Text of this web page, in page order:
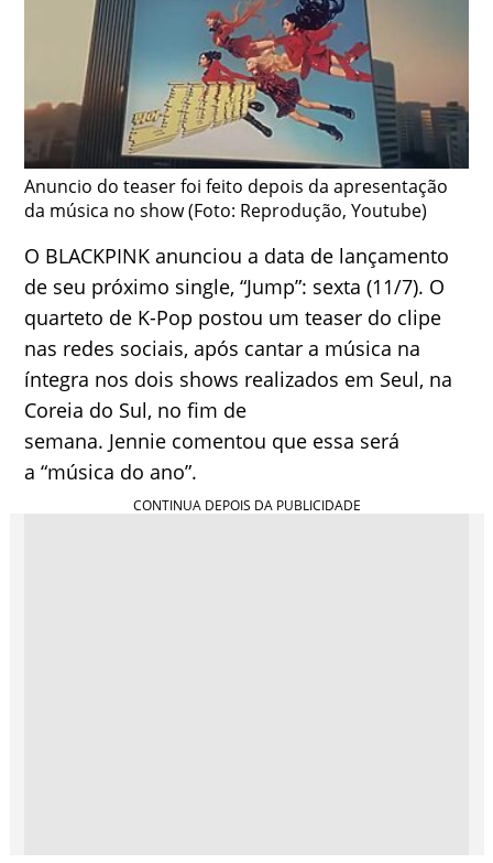
Anuncio do teaser foi feito depois da apresentação
da música no show (Foto: Reprodução, Youtube)
O BLACKPINK anunciou a data de lançamento
de seu próximo single, “Jump”: sexta (11/7). O
quarteto de K-Pop postou um teaser do clipe
nas redes sociais, após cantar a música na
íntegra nos dois shows realizados em Seul, na
Coreia do Sul, no fim de
semana. Jennie comentou que essa será
a “música do ano”.